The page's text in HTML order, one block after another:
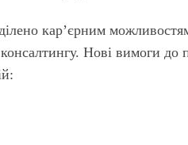
кар’єрним
Нові вимоги до